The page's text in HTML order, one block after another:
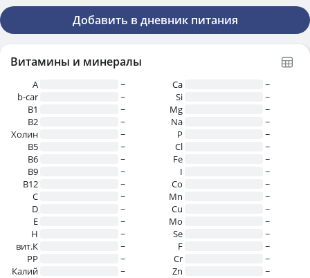
Добавить в дневник питания
Витамины и минералы
A
~
b-car
~
В1
~
B2
~
Холин
~
B5
~
B6
~
B9
~
B12
~
C
~
D
~
E
~
H
~
вит.К
~
PP
~
Калий
~
Ca
~
Si
~
Mg
~
Na
~
P
~
Cl
~
Fe
~
I
~
Co
~
Mn
~
Cu
~
Mo
~
Se
~
F
~
Cr
~
Zn
~